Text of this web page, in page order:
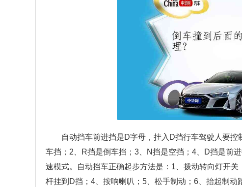
自动挡车前进挡是D字母，挂入D挡行车驾驶人要
车挡；2、R挡是倒车挡；3、N挡是空挡；4、D挡是前
速模式。自动挡车正确起步方法是：1、拨动转向灯开
杆挂到D挡；4、按响喇叭；5、松手制动；6、抬起制动